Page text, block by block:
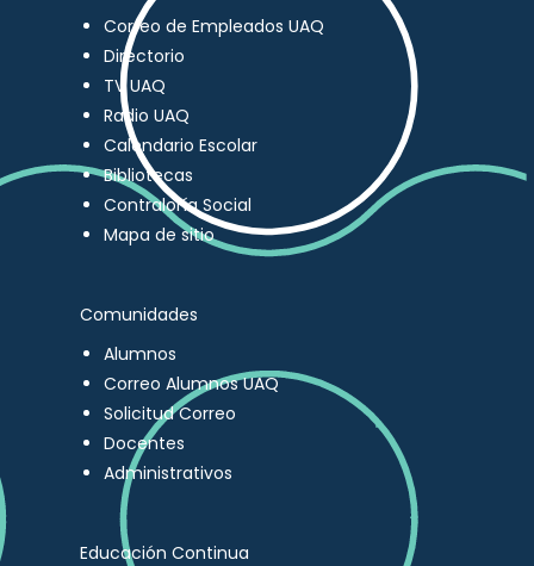
Correo de Empleados UAQ
Directorio
TV UAQ
Radio UAQ
Calendario Escolar
Bibliotecas
Contraloría Social
Mapa de sitio
Comunidades
Alumnos
Correo Alumnos UAQ
Solicitud Correo
Docentes
Administrativos
Educación Continua